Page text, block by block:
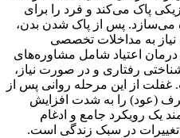
پاک می‌کند و فرد را برای
می‌سازد. پس از پاک شدن بدن،
نیاز به مداخلات تخصصی
اعتیاد شامل مشاوره‌های
رفتاری و در صورت نیاز،
غفلت از این مرحله روانی پس از
(عود) را به شدت افزایش
یک رویکرد جامع و ادغام
در سبک زندگی است.